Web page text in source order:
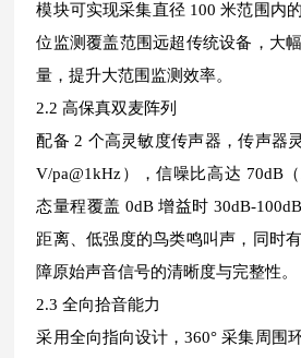
模块可实现采集直径 100 米范围内
位监测覆盖范围远超传统设备，大
量，提升大范围监测效率。
2.2 高保真双麦阵列
配备 2 个高灵敏度传声器，传声器
V/pa@1kHz），信噪比高达 70dB
态量程覆盖 0dB 增益时 30dB-
距离、低强度的鸟类鸣叫声，同时
障原始声音信号的清晰度与完整性。
2.3 全向拾音能力
采用全向指向设计，360° 采集周围